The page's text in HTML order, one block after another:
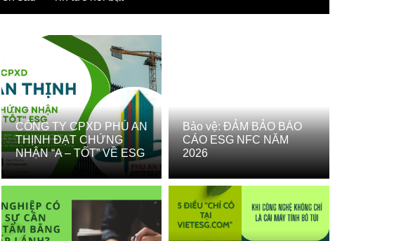
CÔNG TY CPXD PHÚ AN
THỊNH ĐẠT CHỨNG
NHẬN “A – TỐT” VỀ ESG
Bảo vệ: ĐẢM BẢO BÁO
CÁO ESG NFC NĂM
2026